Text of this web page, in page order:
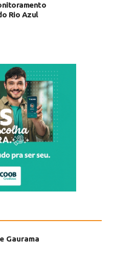
Rio Azul
Gaurama